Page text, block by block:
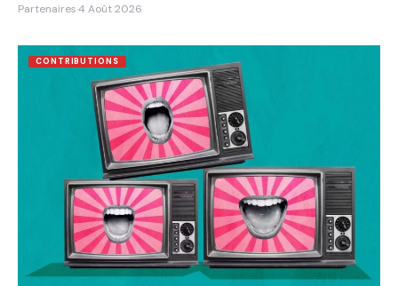
Partenaires·4 Août 2026
CONTRIBUTIONS